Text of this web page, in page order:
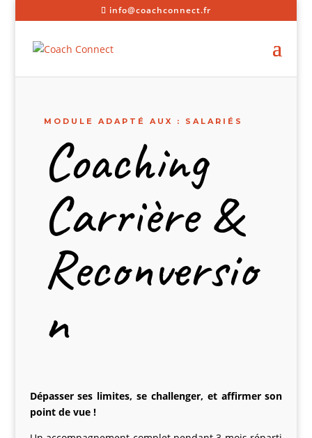
info@coachconnect.fr
MODULE ADAPTÉ AUX : SALARIÉS
Coaching
Carrière &
Reconversio
n
Dépasser ses limites, se challenger, et affirmer son
point de vue !